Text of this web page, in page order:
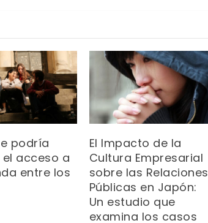
podría
acceso a
entre los
El Impacto de la
Cultura Empresarial
sobre las Relaciones
Públicas en Japón:
Un estudio que
examina los casos